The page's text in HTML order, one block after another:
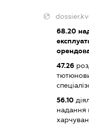
68.20
47.26
56.10
надання